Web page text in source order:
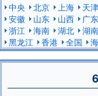
中央 北京 上海 天津
安徽
山东 山西 广东
浙江
海南 湖北 湖南
黑龙江
香港 全国